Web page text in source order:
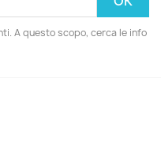
A questo scopo, cerca le info